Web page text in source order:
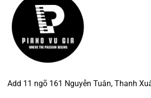
Add 11 ngõ 161 Nguyễn Tuân, Thanh